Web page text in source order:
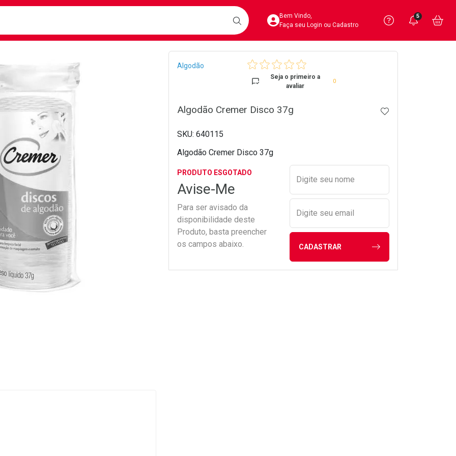
BUSCARAcesse sua Conta
Bem Vindo,
Faça seu Login ou Cadastro
Precisa
Ver Recursos
Você
5
Breadcrumb
Algodão
Seja o primeiro a
avaliar
0
Algodão Cremer Disco 37g ADICIONAR AOS
640115
Algodão Cremer Disco 37g
PRODUTO ESGOTADO
Avise-Me
Para ser avisado da
disponibilidade deste
Produto, basta preencher
os campos abaixo.
Preencher nome e email
Digite seu nome
Digite seu email
CADASTRAR